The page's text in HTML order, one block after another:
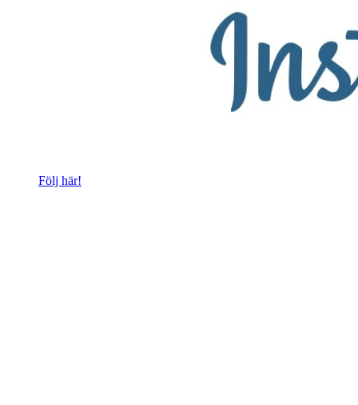
Följ här!